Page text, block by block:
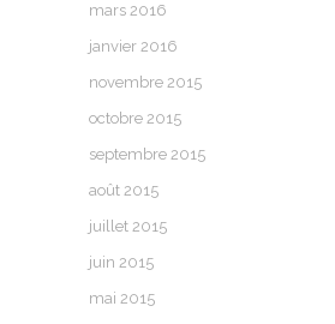
mars 2016
janvier 2016
novembre 2015
octobre 2015
septembre 2015
août 2015
juillet 2015
juin 2015
mai 2015